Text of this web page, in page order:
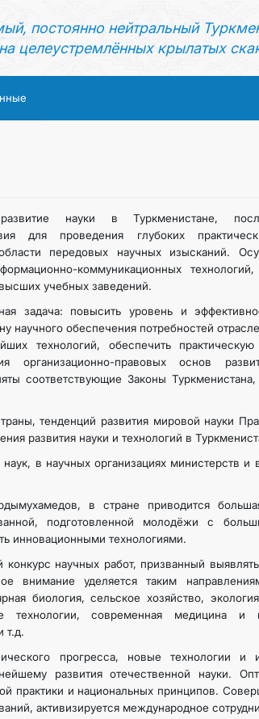
постоянно нейтральный
целеустремлённых крылатых
науки в Туркменистане,
для проведения глубоких
передовых научных изысканий.
коммуникационных технологий,
учебных заведений.
задача: повысить уровень и
научного обеспечения потребностей
технологий, обеспечить
организационно-правовых основ
соответствующие Законы
тенденций развития мировой науки
развития науки и технологий в
в научных организациях министерств и
в стране приводится
подготовленной молодёжи с
инновационными технологиями.
научных работ, призванный
внимание уделяется таким
биология, сельское хозяйство,
технологии, современная медицина и
т.д.
прогресса, новые технологии и
развития отечественной науки.
практики и национальных принципов.
активизируется международное